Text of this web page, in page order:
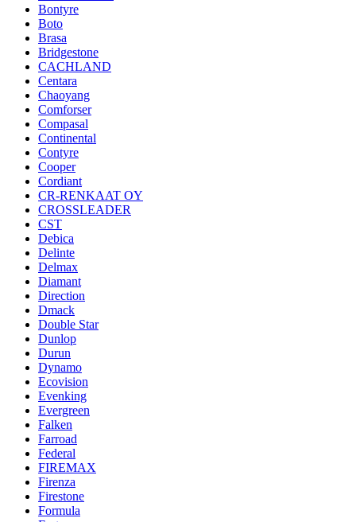
Bontyre
Boto
Brasa
Bridgestone
CACHLAND
Centara
Chaoyang
Comforser
Compasal
Continental
Contyre
Cooper
Cordiant
CR-RENKAAT OY
CROSSLEADER
CST
Debica
Delinte
Delmax
Diamant
Direction
Dmack
Double Star
Dunlop
Durun
Dynamo
Ecovision
Evenking
Evergreen
Falken
Farroad
Federal
FIREMAX
Firenza
Firestone
Formula